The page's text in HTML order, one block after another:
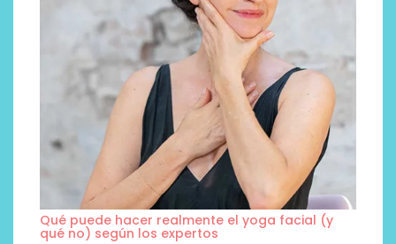
Qué puede hacer realmente el yoga facial (y
qué no) según los expertos